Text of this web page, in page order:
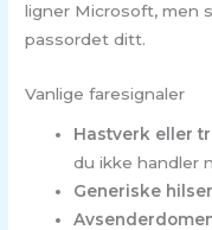
ligner Microsoft, men
passordet ditt.
Vanlige faresignaler
Hastverk eller
du ikke handler
Generiske